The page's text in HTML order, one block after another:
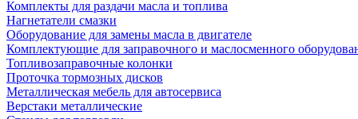
Комплекты для раздачи масла и топлива
Нагнетатели смазки
Оборудование для замены масла в двигателе
Комплектующие для заправочного и маслосменного
Топливозаправочные колонки
Проточка тормозных дисков
Металлическая мебель для автосервиса
Верстаки металлические